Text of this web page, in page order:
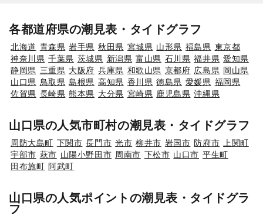
各都道府県の潮見表・タイドグラフ
北海道 青森県 岩手県 秋田県 宮城県 山形県 福島県 東京都
神奈川県 千葉県 茨城県 新潟県 富山県 石川県 福井県 愛知県
静岡県 三重県 大阪府 兵庫県 和歌山県 京都府 広島県 岡山県
山口県 鳥取県 島根県 高知県 香川県 徳島県 愛媛県 福岡県
佐賀県 長崎県 熊本県 大分県 宮崎県 鹿児島県 沖縄県
山口県の人気市町村の潮見表・タイドグラフ
周防大島町 下関市 長門市 光市 柳井市 岩国市 防府市
上関町
宇部市 萩市 山陽小野田市 周南市 下松市 山口市 平生町
田布施町 阿武町
山口県の人気ポイントの潮見表・タイドグラ
フ